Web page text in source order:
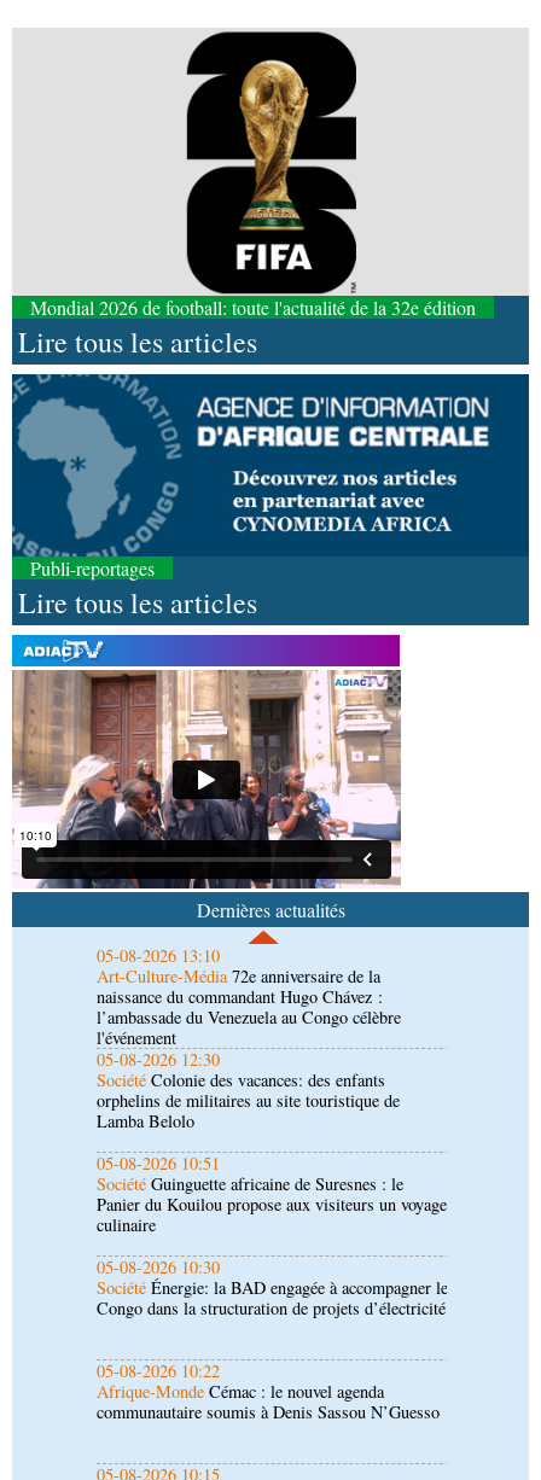
Mondial 2026 de football: toute l'actualité de la 32e édition
Lire tous les articles
Publi-reportages
Lire tous les articles
Dernières actualités
05-08-2026 22:10
ÉconomieEconomie : un accord signé à Pointe-
Noire pour la valorisation des produits forestiers
non ligneux
05-08-2026 17:32
SportHandball: le tournoi de gala se poursuit
72e anniversaire de la
naissance du commandant Hugo Chávez :
l’ambassade du Venezuela au Congo célèbre
l'événement
05-08-2026 12:30
SociétéColonie des vacances: des enfants
orphelins de militaires au site touristique de
Lamba Belolo
05-08-2026 10:51
Société Guinguette africaine de Suresnes : le
Panier du Kouilou propose aux visiteurs un voyage
culinaire
05-08-2026 10:30
Société Énergie: la BAD engagée à accompagner le
Congo dans la structuration de projets d’électricité
05-08-2026 10:22
Afrique-Monde Cémac : le nouvel agenda
communautaire soumis à Denis Sassou N’Guesso
05-08-2026 10:15
Afrique-Monde États-Unis : le visa érigé en
nouvel instrument de puissance économique et
04-08-2026 18:00